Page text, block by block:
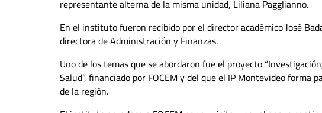
representante alterna de la misma unidad, Liliana Pagglianno.
En el instituto fueron recibido por el director académico José
directora de Administración y Finanzas.
Uno de los temas que se abordaron fue el proyecto
Salud”, financiado por FOCEM y del que el IP Montevideo
de la región.